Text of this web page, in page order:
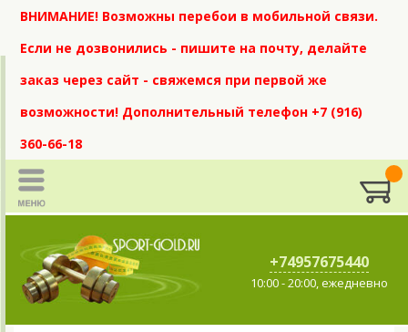
ВНИМАНИЕ! Возможны перебои в мобильной связи.
Если не дозвонились - пишите на почту, делайте
заказ через сайт - свяжемся при первой же
возможности! Дополнительный телефон +7 (916)
360-66-18
+74957675440
10:00 - 20:00, ежедневно